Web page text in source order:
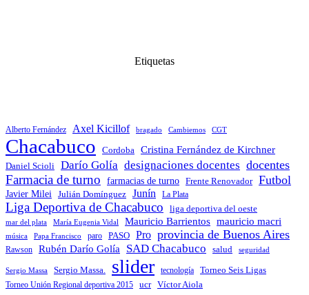
Etiquetas
Alberto Fernández Axel Kicillof bragado Cambiemos CGT
Chacabuco Cordoba Cristina Fernández de Kirchner
Daniel Scioli Darío Golía designaciones docentes docentes
Farmacia de turno farmacias de turno Frente Renovador Futbol
Javier Milei Julián Domínguez Junín La Plata
Liga Deportiva de Chacabuco liga deportiva del oeste
mar del plata María Eugenia Vidal Mauricio Barrientos mauricio macri
música Papa Francisco paro PASO Pro provincia de Buenos Aires
Rawson Rubén Darío Golía SAD Chacabuco salud seguridad
Sergio Massa Sergio Massa. slider tecnología Torneo Seis Ligas
Torneo Unión Regional deportiva 2015 ucr Víctor Aiola